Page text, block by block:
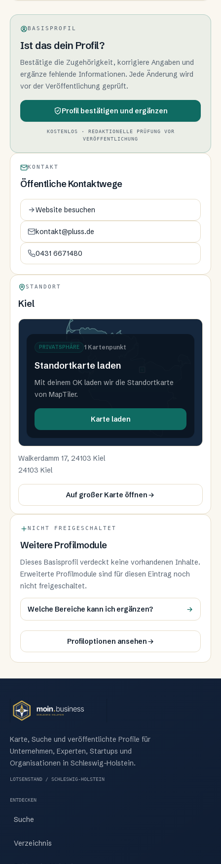
BASISPROFIL
Ist das dein Profil?
Bestätige die Zugehörigkeit, korrigiere Angaben und
ergänze fehlende Informationen. Jede Änderung wird
vor der Veröffentlichung geprüft.
Profil bestätigen und ergänzen
KOSTENLOS · REDAKTIONELLE PRÜFUNG VOR
VERÖFFENTLICHUNG
KONTAKT
Öffentliche Kontaktwege
Website besuchen
kontakt@pluss.de
0431 6671480
STANDORT
Kiel
PRIVATSPHÄRE 1 Kartenpunkt
Standortkarte laden
Mit deinem OK laden wir die Standortkarte
von MapTiler.
Karte laden
Walkerdamm 17, 24103 Kiel
24103 Kiel
Auf großer Karte öffnen
NICHT FREIGESCHALTET
Weitere Profilmodule
Dieses Basisprofil verdeckt keine vorhandenen Inhalte.
Erweiterte Profilmodule sind für diesen Eintrag noch
nicht freigeschaltet.
Welche Bereiche kann ich ergänzen?
Profiloptionen ansehen
Karte, Suche und veröffentlichte Profile für
Unternehmen, Experten, Startups und
Organisationen in Schleswig-Holstein.
LOTSENSTAND / SCHLESWIG-HOLSTEIN
ENTDECKEN
Suche
Verzeichnis